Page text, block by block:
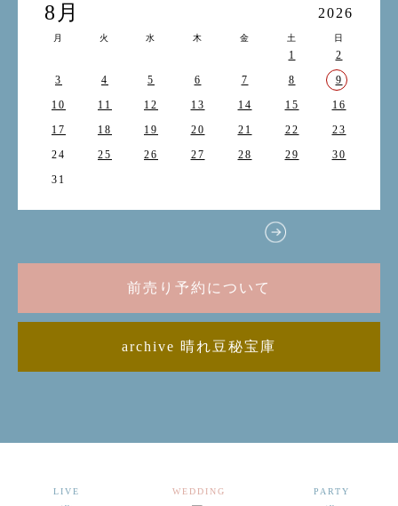
8月 2026
月 火 水 木 金 土 日
1
2
3
4 5 6 7 8
9
10
11 12 13 14 15
16
17
18 19 20 21 22
23
24
25 26 27 28 29
30
31
前売り予約について
archive 晴れ豆秘宝庫
LIVE WEDDING PARTY